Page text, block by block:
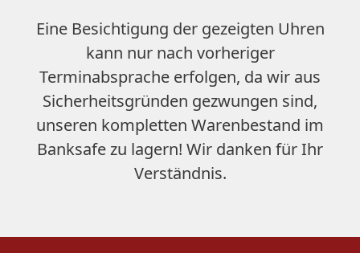
Eine Besichtigung der gezeigten Uhren
kann nur nach vorheriger
Terminabsprache erfolgen, da wir aus
Sicherheitsgründen gezwungen sind,
unseren kompletten Warenbestand im
Banksafe zu lagern! Wir danken für Ihr
Verständnis.